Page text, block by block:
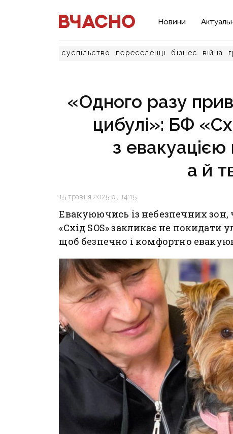
Новини
суспільство переселенці бізнес війна
«Одного разу
цибулі»: БФ
з
а й
15 травня 2025 р., 14:15
Евакуюючись із небезпечних
«Схід SOS» закликає не покидати
щоб безпечно і комфортно